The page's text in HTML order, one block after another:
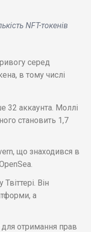
NFT-токенів
серед
в тому числі
32 аккаунта. Моллі
становить 1,7
що знаходився в
Він
а
отримання прав
з
Semiconductors .